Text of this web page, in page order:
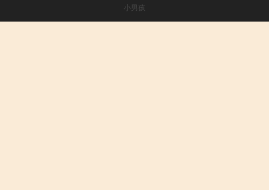
小男孩